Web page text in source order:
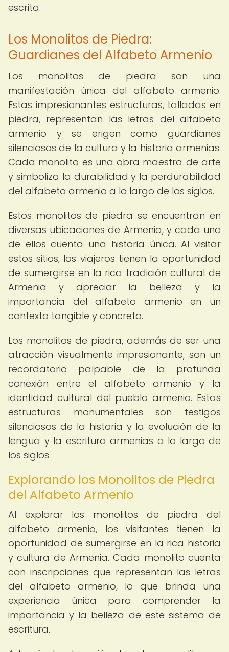
escrita.
Los Monolitos de Piedra:
Guardianes del Alfabeto Armenio
Los monolitos de piedra son una
manifestación única del alfabeto armenio.
Estas impresionantes estructuras, talladas en
piedra, representan las letras del alfabeto
armenio y se erigen como guardianes
silenciosos de la cultura y la historia armenias.
Cada monolito es una obra maestra de arte
y simboliza la durabilidad y la perdurabilidad
del alfabeto armenio a lo largo de los siglos.
Estos monolitos de piedra se encuentran en
diversas ubicaciones de Armenia, y cada uno
de ellos cuenta una historia única. Al visitar
estos sitios, los viajeros tienen la oportunidad
de sumergirse en la rica tradición cultural de
Armenia y apreciar la belleza y la
importancia del alfabeto armenio en un
contexto tangible y concreto.
Los monolitos de piedra, además de ser una
atracción visualmente impresionante, son un
recordatorio palpable de la profunda
conexión entre el alfabeto armenio y la
identidad cultural del pueblo armenio. Estas
estructuras monumentales son testigos
silenciosos de la historia y la evolución de la
lengua y la escritura armenias a lo largo de
los siglos.
Explorando los Monolitos de Piedra
del Alfabeto Armenio
Al explorar los monolitos de piedra del
alfabeto armenio, los visitantes tienen la
oportunidad de sumergirse en la rica historia
y cultura de Armenia. Cada monolito cuenta
con inscripciones que representan las letras
del alfabeto armenio, lo que brinda una
experiencia única para comprender la
importancia y la belleza de este sistema de
escritura.